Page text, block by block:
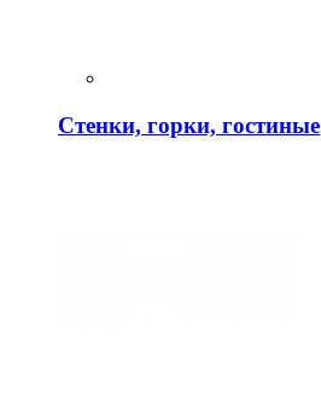
Стенки, горки, гостиные